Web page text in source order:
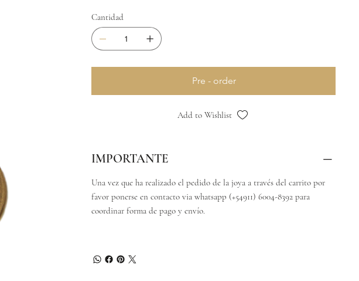
Cantidad
Pre - order
Add to Wishlist
IMPORTANTE
Una vez que ha realizado el pedido de la joya a través del carrito por
favor ponerse en contacto via whatsapp (+54911) 6004-8392 para
coordinar forma de pago y envío.